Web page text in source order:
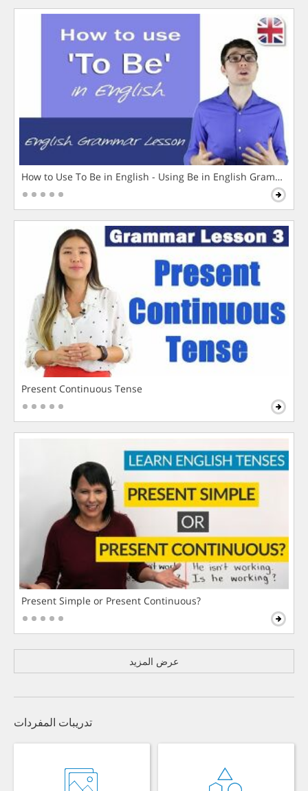
How to Use To Be in English - Using Be in English Grammar
Present Continuous Tense
Present Simple or Present Continuous?
عرض المزيد
تدريبات المفردات